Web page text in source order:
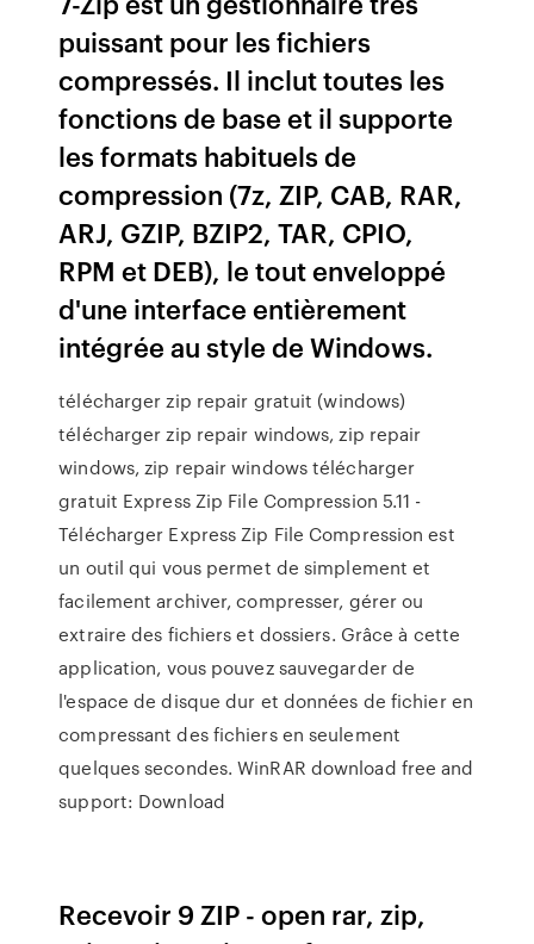
puissant pour les fichiers
compressés. Il inclut toutes les
fonctions de base et il supporte
les formats habituels de
compression (7z, ZIP, CAB, RAR,
ARJ, GZIP, BZIP2, TAR, CPIO,
RPM et DEB), le tout enveloppé
d'une interface entièrement
intégrée au style de Windows.
télécharger zip repair gratuit (windows)
télécharger zip repair windows, zip repair
windows, zip repair windows télécharger
gratuit Express Zip File Compression 5.11 -
Télécharger Express Zip File Compression est
un outil qui vous permet de simplement et
facilement archiver, compresser, gérer ou
extraire des fichiers et dossiers. Grâce à cette
application, vous pouvez sauvegarder de
l'espace de disque dur et données de fichier en
compressant des fichiers en seulement
quelques secondes. WinRAR download free and
support: Download
Recevoir 9 ZIP - open rar, zip,